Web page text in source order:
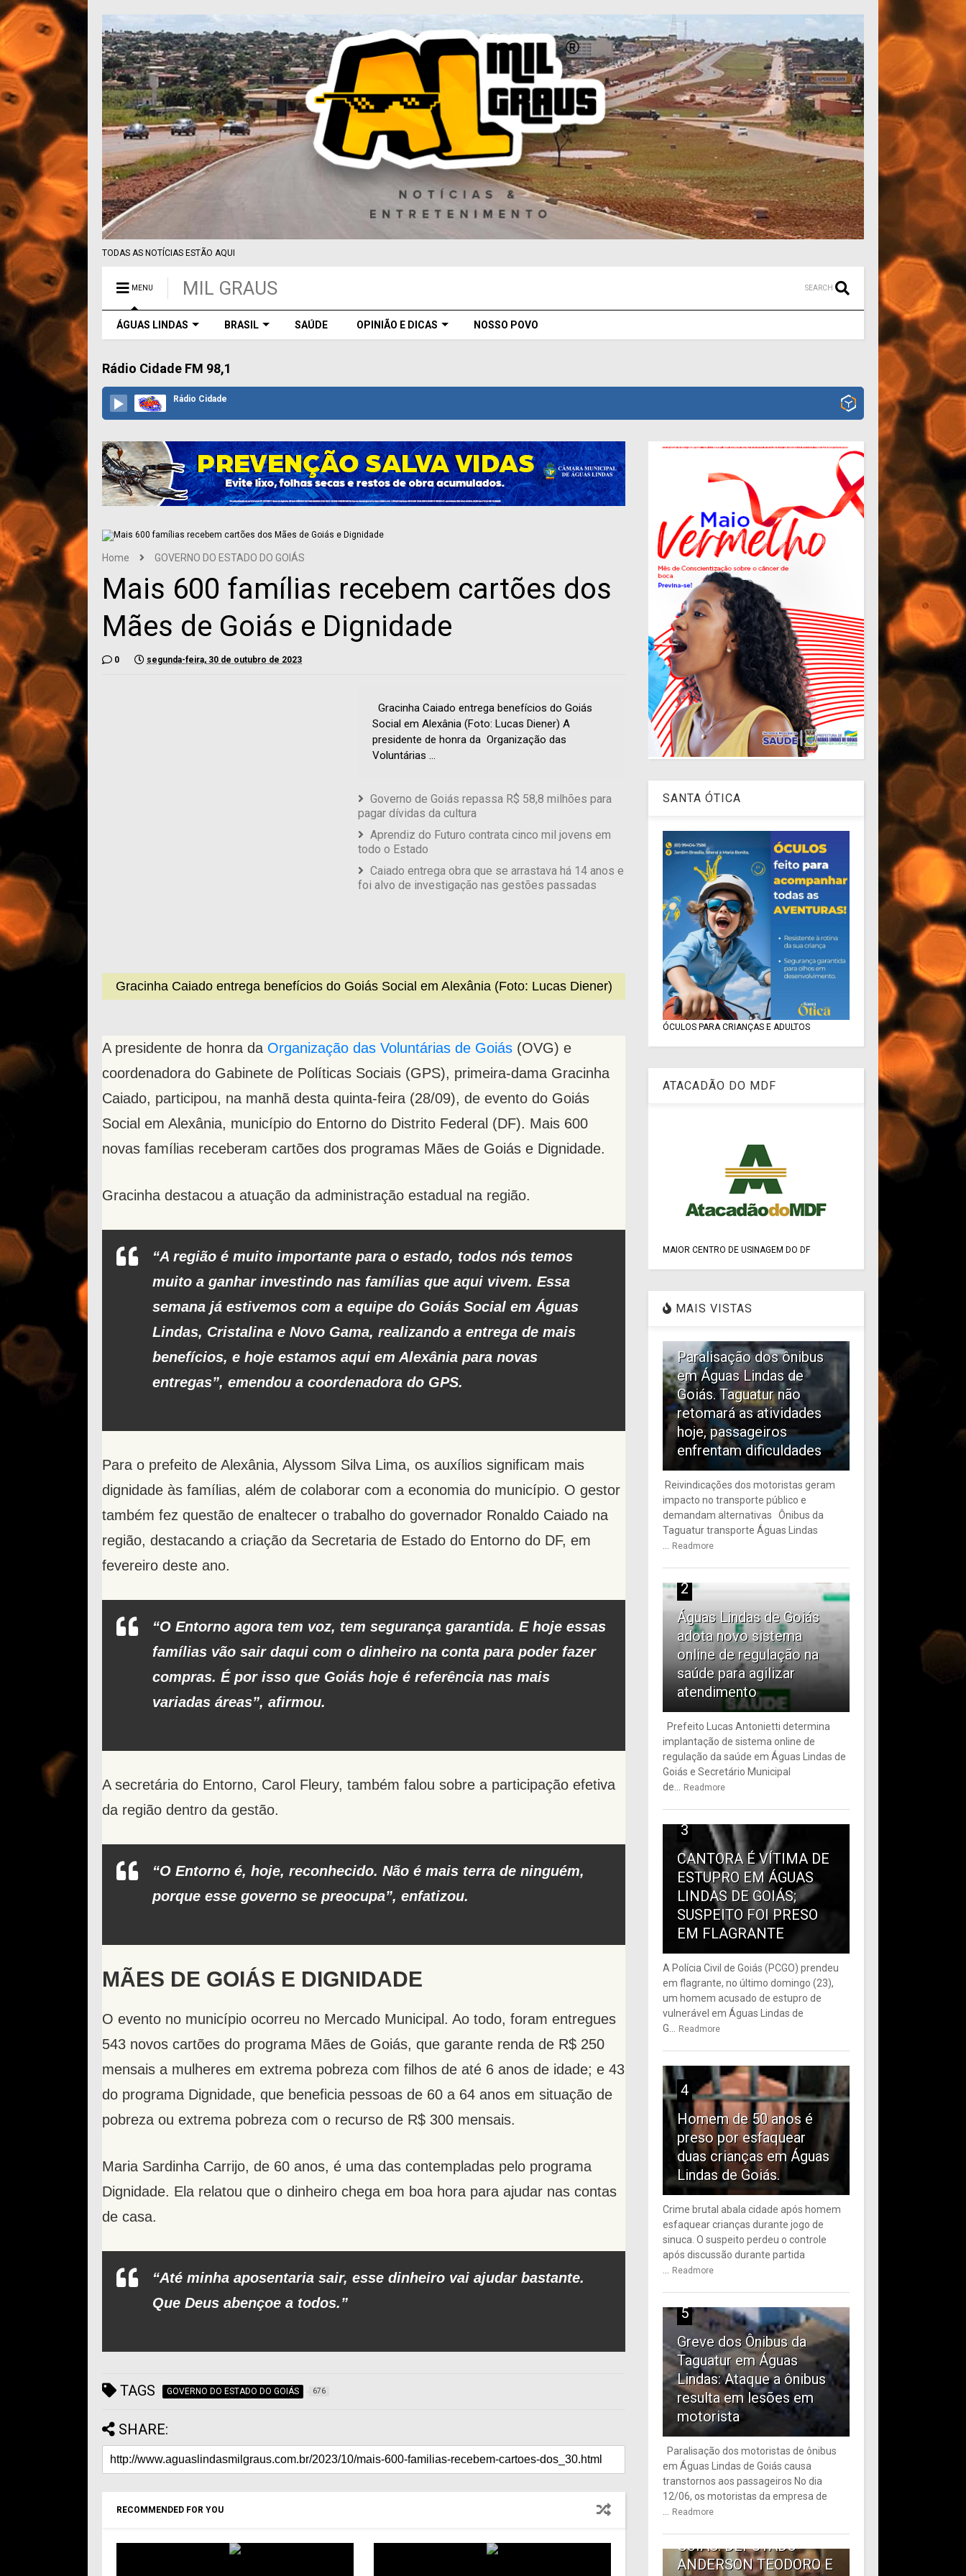
TODAS AS NOTÍCIAS ESTÃO AQUI
MENU MIL GRAUS SEARCH
ÁGUAS LINDAS BRASIL SAÚDE OPINIÃO E DICAS NOSSO POVO
Rádio Cidade FM 98,1
Rádio Cidade
Home GOVERNO DO ESTADO DO GOIÁS
Mais 600 famílias recebem cartões dos
Mães de Goiás e Dignidade
0 segunda-feira, 30 de outubro de 2023
Gracinha Caiado entrega benefícios do Goiás
Social em Alexânia (Foto: Lucas Diener) A
presidente de honra da Organização das
Voluntárias ...
Governo de Goiás repassa R$ 58,8 milhões para
pagar dívidas da cultura
Aprendiz do Futuro contrata cinco mil jovens em
todo o Estado
Caiado entrega obra que se arrastava há 14 anos e
foi alvo de investigação nas gestões passadas
Gracinha Caiado entrega benefícios do Goiás Social em Alexânia (Foto: Lucas Diener)
A presidente de honra da Organização das Voluntárias de Goiás (OVG) e
coordenadora do Gabinete de Políticas Sociais (GPS), primeira-dama Gracinha
Caiado, participou, na manhã desta quinta-feira (28/09), de evento do Goiás
Social em Alexânia, município do Entorno do Distrito Federal (DF). Mais 600
novas famílias receberam cartões dos programas Mães de Goiás e Dignidade.
Gracinha destacou a atuação da administração estadual na região.
“A região é muito importante para o estado, todos nós temos
muito a ganhar investindo nas famílias que aqui vivem. Essa
semana já estivemos com a equipe do Goiás Social em Águas
Lindas, Cristalina e Novo Gama, realizando a entrega de mais
benefícios, e hoje estamos aqui em Alexânia para novas
entregas”, emendou a coordenadora do GPS.
Para o prefeito de Alexânia, Alyssom Silva Lima, os auxílios significam mais
dignidade às famílias, além de colaborar com a economia do município. O gestor
também fez questão de enaltecer o trabalho do governador Ronaldo Caiado na
região, destacando a criação da Secretaria de Estado do Entorno do DF, em
fevereiro deste ano.
“O Entorno agora tem voz, tem segurança garantida. E hoje essas
famílias vão sair daqui com o dinheiro na conta para poder fazer
compras. É por isso que Goiás hoje é referência nas mais
variadas áreas”, afirmou.
A secretária do Entorno, Carol Fleury, também falou sobre a participação efetiva
da região dentro da gestão.
“O Entorno é, hoje, reconhecido. Não é mais terra de ninguém,
porque esse governo se preocupa”, enfatizou.
MÃES DE GOIÁS E DIGNIDADE
O evento no município ocorreu no Mercado Municipal. Ao todo, foram entregues
543 novos cartões do programa Mães de Goiás, que garante renda de R$ 250
mensais a mulheres em extrema pobreza com filhos de até 6 anos de idade; e 43
do programa Dignidade, que beneficia pessoas de 60 a 64 anos em situação de
pobreza ou extrema pobreza com o recurso de R$ 300 mensais.
Maria Sardinha Carrijo, de 60 anos, é uma das contempladas pelo programa
Dignidade. Ela relatou que o dinheiro chega em boa hora para ajudar nas contas
de casa.
“Até minha aposentaria sair, esse dinheiro vai ajudar bastante.
Que Deus abençoe a todos.”
TAGS GOVERNO DO ESTADO DO GOIÁS 676
SHARE:
RECOMMENDED FOR YOU
SANTA ÓTICA
ÓCULOS PARA CRIANÇAS E ADULTOS
ATACADÃO DO MDF
MAIOR CENTRO DE USINAGEM DO DF
MAIS VISTAS
Paralisação dos ônibus
em Águas Lindas de
Goiás. Taguatur não
retomará as atividades
hoje, passageiros
enfrentam dificuldades
Reivindicações dos motoristas geram
impacto no transporte público e
demandam alternativas Ônibus da
Taguatur transporte Águas Lindas
Readmore
2
Águas Lindas de Goiás
adota novo sistema
online de regulação na
saúde para agilizar
atendimento
Prefeito Lucas Antonietti determina
implantação de sistema online de
regulação da saúde em Águas Lindas de
Goiás e Secretário Municipal
de...
Readmore
3
CANTORA É VÍTIMA DE
ESTUPRO EM ÁGUAS
LINDAS DE GOIÁS;
SUSPEITO FOI PRESO
EM FLAGRANTE
A Polícia Civil de Goiás (PCGO) prendeu
em flagrante, no último domingo (23),
um homem acusado de estupro de
vulnerável em Águas Lindas de
G...
Readmore
4
Homem de 50 anos é
preso por esfaquear
duas crianças em Águas
Lindas de Goiás.
Crime brutal abala cidade após homem
esfaquear crianças durante jogo de
sinuca. O suspeito perdeu o controle
após discussão durante partida
Readmore
5
Greve dos Ônibus da
Taguatur em Águas
Lindas: Ataque a ônibus
resulta em lesões em
motorista
Paralisação dos motoristas de ônibus
em Águas Lindas de Goiás causa
transtornos aos passageiros No dia
12/06, os motoristas da empresa de
Readmore
6
TRANSPORTE PÚBLICO
GOIÁS: DEPUTADO
ANDERSON TEODORO E